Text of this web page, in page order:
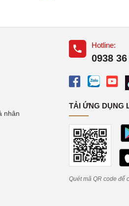
nhân
Hotline:
0938
TẢI ỨNG DỤNG
Quét mã QR code để